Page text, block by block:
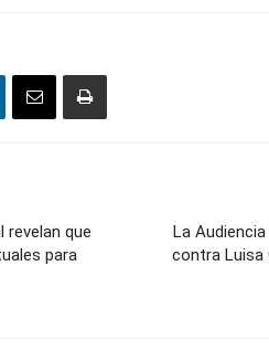
revelan que
para
La
contra Luisa